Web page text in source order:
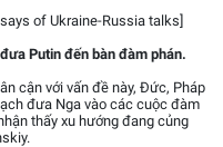
of Ukraine-Russia talks]
Putin đến bàn đàm phán.
cận với vấn đề này, Đức, Pháp
đưa Nga vào các cuộc đàm
thấy xu hướng đang củng